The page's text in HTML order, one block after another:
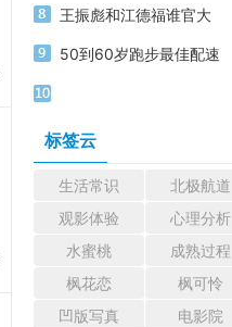
王振彪和江德福谁官大
50到60岁跑步最佳配速
标签云
生活常识 北极航道
观影体验
心理分析
水蜜桃
成熟过程
枫花恋
枫可怜
凹版写真
电影院